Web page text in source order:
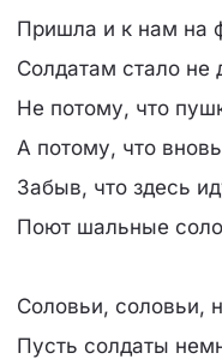
Пришла и к нам на
Солдатам стало не
Не потому, что
А потому, что
Забыв, что здесь
Поют шальные
Соловьи, соловьи,
Пусть солдаты